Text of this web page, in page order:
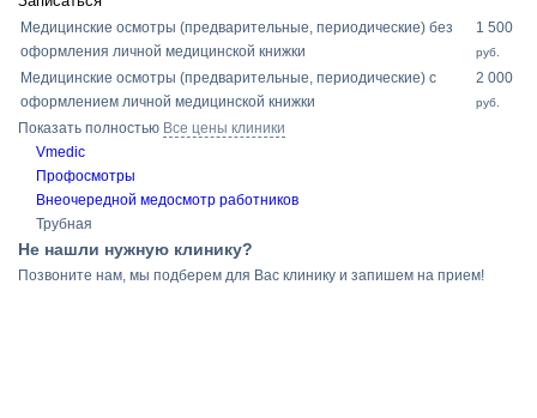
Медицинские осмотры (предварительные, периодические) без
оформления личной медицинской книжки
1 500
руб.
Медицинские осмотры (предварительные, периодические) с
оформлением личной медицинской книжки
2 000
руб.
Показать полностью Все цены клиники
Vmedic
Профосмотры
Внеочередной медосмотр работников
Трубная
Не нашли нужную клинику?
Позвоните нам, мы подберем для Вас клинику и запишем на прием!